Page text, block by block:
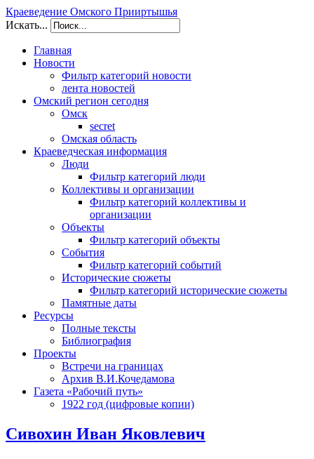
Краеведение Омского Прииртышья
Искать...
Главная
Новости
Фильтр категорий новости
лента новостей
Омский регион сегодня
Омск
secret
Омская область
Краеведческая информация
Люди
Фильтр категорий люди
Коллективы и организации
Фильтр категорий коллективы и
организации
Объекты
Фильтр категорий объекты
События
Фильтр категорий событий
Исторические сюжеты
Фильтр категорий исторические сюжеты
Памятные даты
Ресурсы
Полные тексты
Библиография
Проекты
Встречи на границах
Архив В.И.Кочедамова
Газета «Рабочий путь»
1922 год (цифровые копии)
Сивохин Иван Яковлевич